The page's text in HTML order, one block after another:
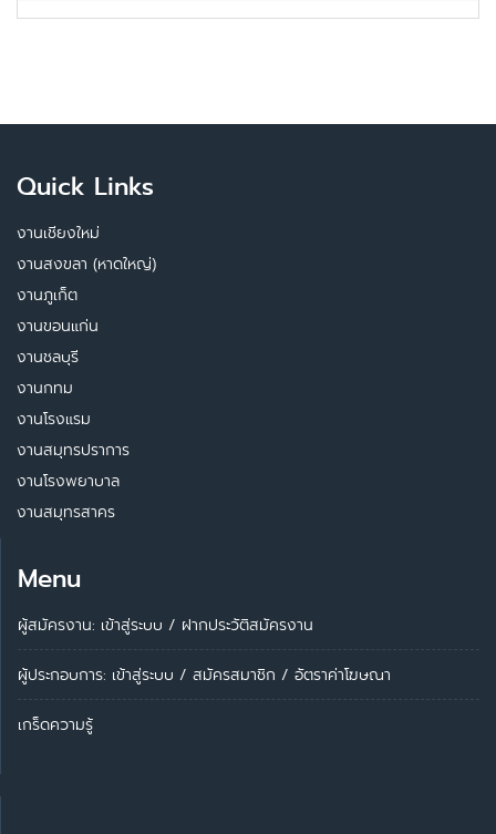
Quick Links
งานเชียงใหม่
งานสงขลา (หาดใหญ่)
งานภูเก็ต
งานขอนแก่น
งานชลบุรี
งานกทม
งานโรงแรม
งานสมุทรปราการ
งานโรงพยาบาล
งานสมุทรสาคร
Menu
ผู้สมัครงาน: เข้าสู่ระบบ / ฝากประวัติสมัครงาน
ผู้ประกอบการ: เข้าสู่ระบบ / สมัครสมาชิก / อัตราค่าโฆษณา
เกร็ดความรู้